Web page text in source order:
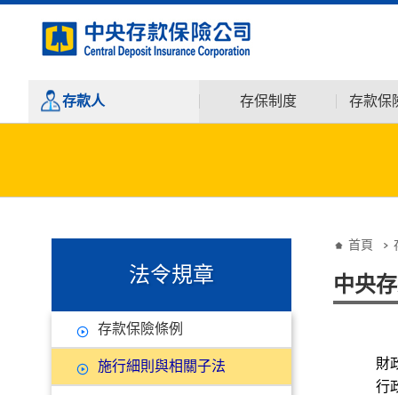
存款人 存保制度 存款保
法令規章
存款保險條例
施行細則與相關子法
首頁
中央
財
行